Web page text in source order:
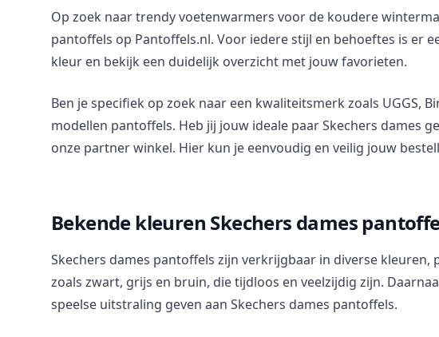
Op zoek naar trendy voetenwarmers voor de koudere
pantoffels op Pantoffels.nl. Voor iedere stijl en behoeftes is er
kleur en bekijk een duidelijk overzicht met jouw favorieten.
Ben je specifiek op zoek naar een kwaliteitsmerk zoals UGGS,
modellen pantoffels. Heb jij jouw ideale paar Skechers dames
onze partner winkel. Hier kun je eenvoudig en veilig jouw
Bekende kleuren Skechers dames
Skechers dames pantoffels zijn verkrijgbaar in diverse
zoals zwart, grijs en bruin, die tijdloos en veelzijdig zijn.
speelse uitstraling geven aan Skechers dames pantoffels.